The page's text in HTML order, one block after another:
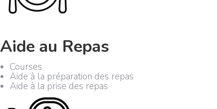
Aide au Repas
Courses
Aide à la préparation des repas
Aide à la prise des repas